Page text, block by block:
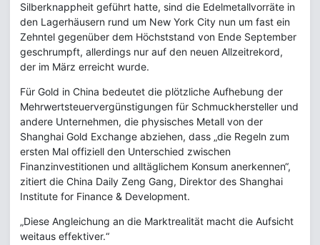
Silberknappheit geführt hatte, sind die Edelmetallvorräte in
den Lagerhäusern rund um New York City nun um fast ein
Zehntel gegenüber dem Höchststand von Ende September
geschrumpft, allerdings nur auf den neuen Allzeitrekord,
der im März erreicht wurde.
Für Gold in China bedeutet die plötzliche Aufhebung der
Mehrwertsteuervergünstigungen für Schmuckhersteller und
andere Unternehmen, die physisches Metall von der
Shanghai Gold Exchange abziehen, dass „die Regeln zum
ersten Mal offiziell den Unterschied zwischen
Finanzinvestitionen und alltäglichem Konsum anerkennen“,
zitiert die China Daily Zeng Gang, Direktor des Shanghai
Institute for Finance & Development.
„Diese Angleichung an die Marktrealität macht die Aufsicht
weitaus effektiver.“